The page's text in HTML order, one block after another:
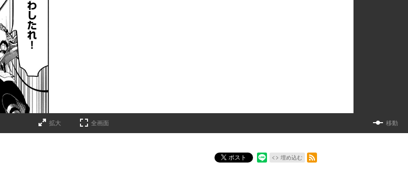
拡大 全画面 移動
ポスト 埋め込む